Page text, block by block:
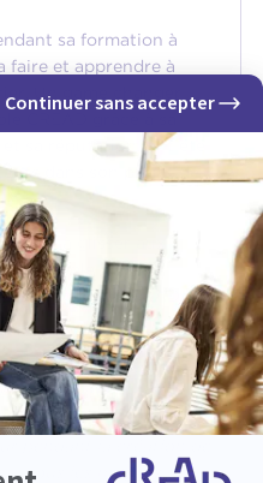
sa formation à
faire et apprendre à
Un game changer
CREAD grâce à sa
sa réputation, ont été
dans son projet de
à glisser aux
de l'école
global CREAD :
clair sur la manière
par la suite. Je n’ai
architecte d’intérieur.
la meilleure agence
vous les moyens de